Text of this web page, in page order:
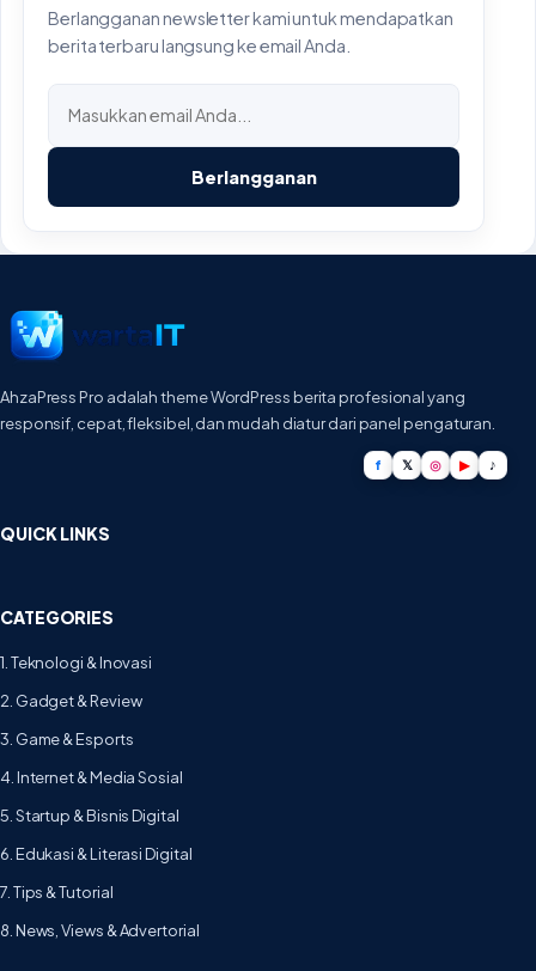
Berlangganan newsletter kami untuk mendapatkan
berita terbaru langsung ke email Anda.
Berlangganan
AhzaPress Pro adalah theme WordPress berita profesional yang
responsif, cepat, fleksibel, dan mudah diatur dari panel pengaturan.
f 𝕏 ◎ ▶ ♪
QUICK LINKS
CATEGORIES
1. Teknologi & Inovasi
2. Gadget & Review
3. Game & Esports
4. Internet & Media Sosial
5. Startup & Bisnis Digital
6. Edukasi & Literasi Digital
7. Tips & Tutorial
8. News, Views & Advertorial